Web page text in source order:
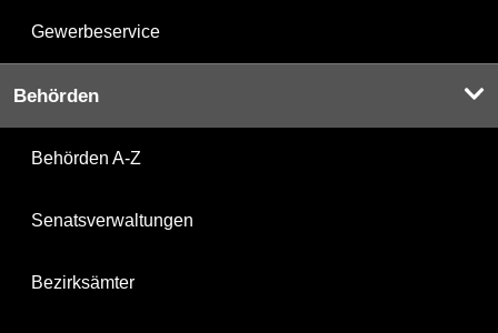
Gewerbeservice
Behörden
Behörden A-Z
Senatsverwaltungen
Bezirksämter